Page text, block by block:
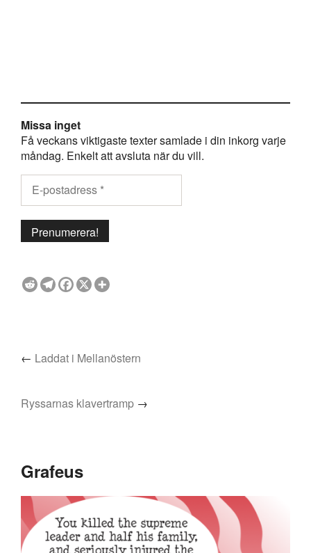
Missa inget
Få veckans viktigaste texter samlade i din inkorg varje
måndag. Enkelt att avsluta när du vill.
← Laddat i Mellanöstern
Ryssarnas klavertramp →
Grafeus